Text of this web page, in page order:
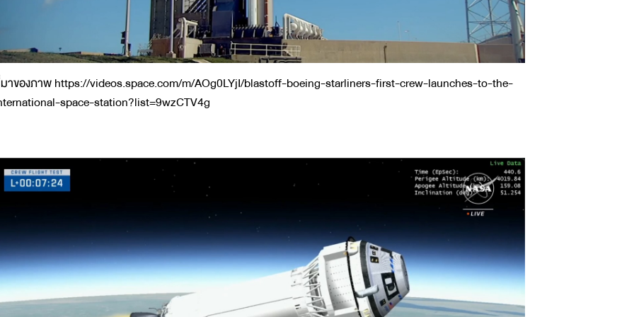
าของภาพ https://videos.space.com/m/AOg0LYjI/blastoff-boeing-starliners-first-crew-launches-to-the-
space-station?list=9wzCTV4g